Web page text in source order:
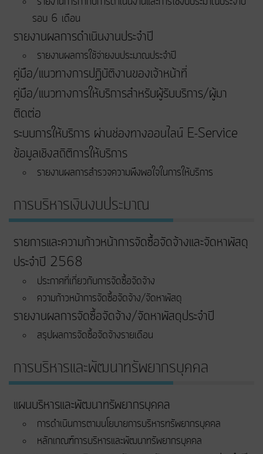
รอบ 6 เดือน
รายงานผลการดำเนินงานประจำปี
รายงานผลการใช้จ่ายงบประมาณประจำปี
คู่มือ/แนวทางการปฏิบัติงานของเจ้าหน้าที่
คู่มือ/แนวทางการให้บริการสำหรับผู้รับบริการ/ผู้มา
ติดต่อ
ระบบการให้บริการ ผ่านช่องทางออนไลน์ E-Service
ข้อมูลเชิงสถิติการให้บริการ
รายงานผลการสำรวจความพึงพอใจในการให้บริการ
การบริหารเงินงบประมาณ
รายการและความก้าวหน้าการจัดซื้อจัดจ้างและจัดหาพัสดุ
ประจำปี 2568
ประกาศที่เกี่ยวกับการจัดซื้อจัดจ้าง
ความก้าวหน้าการจัดซื้อจัดจ้าง/จัดหาพัสดุ
รายงานผลการจัดซื้อจัดจ้าง/จัดหาพัสดุประจำปี
สรุปผลการจัดซื้อจัดจ้างรายเดือน
การบริหารและพัฒนาทรัพยากรบุคคล
แผนบริหารและพัฒนาทรัพยากรบุคคล
การดำเนินการตามนโยบายการบริหารทรัพยากรบุคคล
หลักเกณฑ์การบริหารและพัฒนาทรัพยากรบุคคล